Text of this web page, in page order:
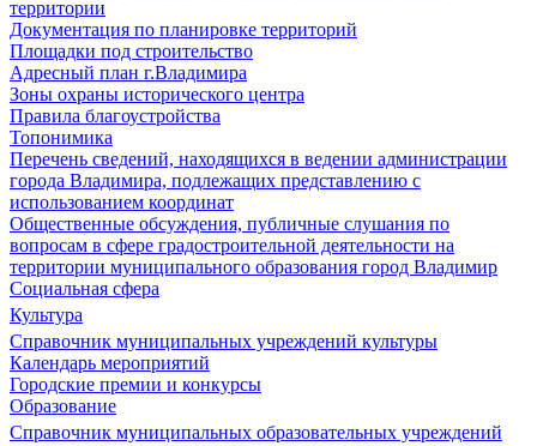
территории
Документация по планировке территорий
Площадки под строительство
Адресный план г.Владимира
Зоны охраны исторического центра
Правила благоустройства
Топонимика
Перечень сведений, находящихся в ведении администрации
города Владимира, подлежащих представлению с
использованием координат
Общественные обсуждения, публичные слушания по
вопросам в сфере градостроительной деятельности на
территории муниципального образования город Владимир
Социальная сфера
Культура
Справочник муниципальных учреждений культуры
Календарь мероприятий
Городские премии и конкурсы
Образование
Справочник муниципальных образовательных учреждений